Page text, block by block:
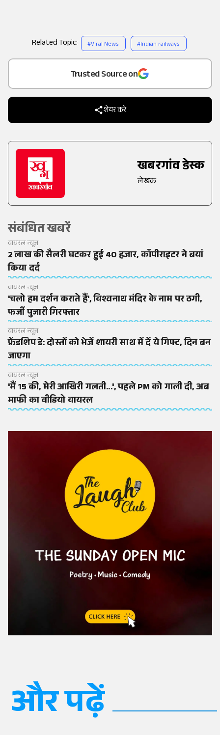
Add
as a
Trusted Source on
शेयर करें
खबरगांव डेस्क
लेखक
संबंधित खबरें
वायरल न्यूज़
2 लाख की सैलरी घटकर हुई 40 हजार, कॉपीराइटर ने बयां
किया दर्द
वायरल न्यूज़
'चलो हम दर्शन कराते हैं', विश्वनाथ मंदिर के नाम पर ठगी,
फर्जी पुजारी गिरफ्तार
वायरल न्यूज़
फ्रेंडशिप डे: दोस्तों को भेजें शायरी साथ में दें ये गिफ्ट, दिन बन
जाएगा
वायरल न्यूज़
'मैं 15 की, मेरी आखिरी गलती...', पहले PM को गाली दी, अब
माफी का वीडियो वायरल
Related Topic: #Viral News #Indian railways
और पढ़ें